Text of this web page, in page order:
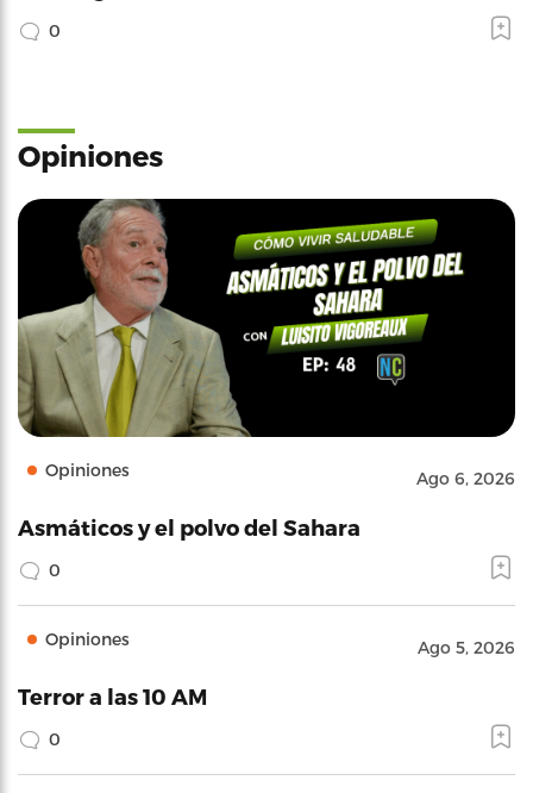
0
Opiniones
Opiniones Ago 6, 2026
Asmáticos y el polvo del Sahara
0
Opiniones Ago 5, 2026
Terror a las 10 AM
0